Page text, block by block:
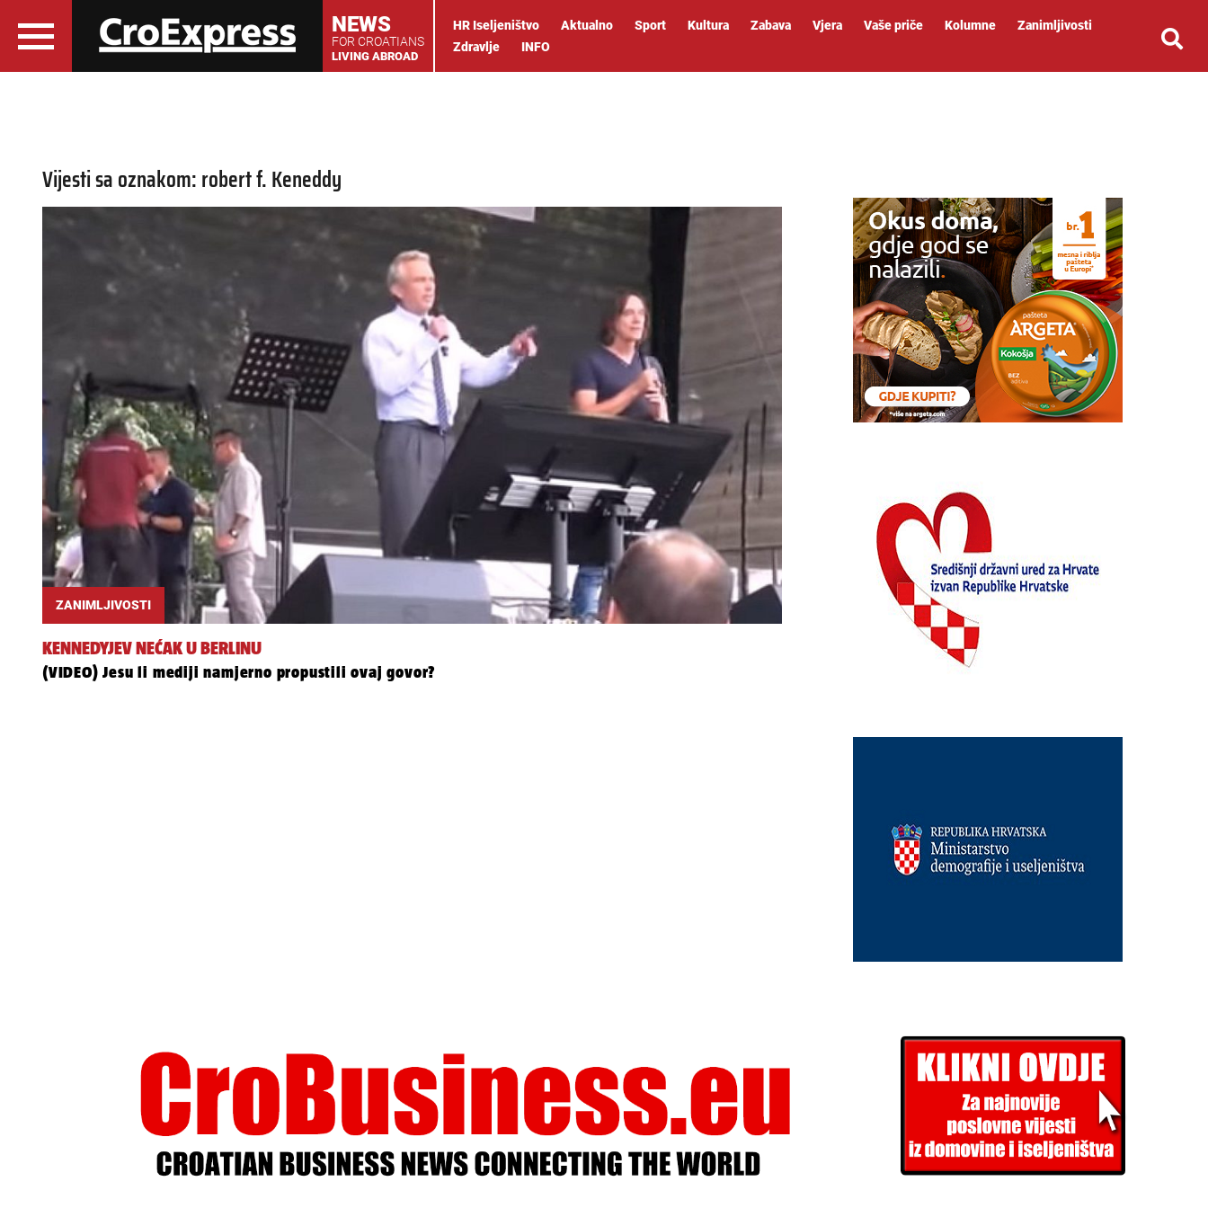
NEWS
FOR CROATIANS
LIVING ABROAD
HR Iseljeništvo Aktualno Sport Kultura Zabava Vjera Vaše priče Kolumne
Zanimljivosti
Zdravlje
INFO
Vijesti sa oznakom: robert f. Keneddy
ZANIMLJIVOSTI
KENNEDYJEV NEĆAK U BERLINU
(VIDEO) Jesu li mediji namjerno propustili ovaj govor?